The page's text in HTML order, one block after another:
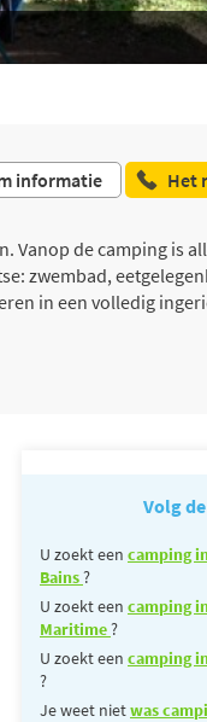
informatie Het
Vanop de camping is
zwembad,
in een volledig
Volg
U zoekt een camping
Bains?
U zoekt een camping
Maritime?
U zoekt een camping
?
Je weet nietwas